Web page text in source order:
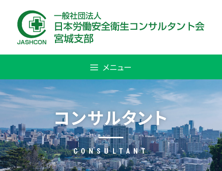
content
メニュー
コンサルタント
CONSULTANT